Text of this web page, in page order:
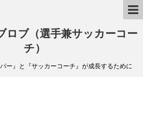
ロブ（選手兼サッカーコー
チ）
ー』と『サッカーコーチ』が成長するために